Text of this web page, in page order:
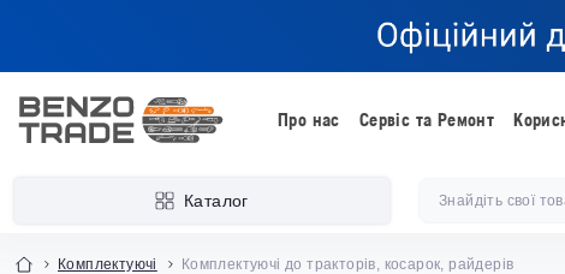
Про нас Сервіс та Ремонт
Каталог
Комплектуючі Комплектуючі до тракторів, косарок, райдерів